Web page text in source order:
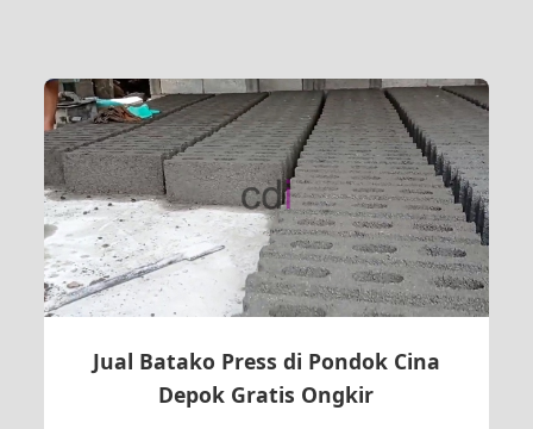
Jual Batako Press di Pondok Cina
Depok Gratis Ongkir